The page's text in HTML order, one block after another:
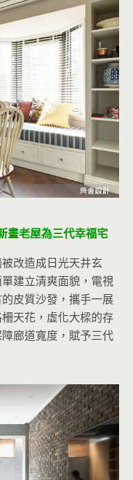
畫老屋為三代幸福宅
改造成日光天井玄
建立清爽面貌，電視
皮質沙發，攜手一展
天花，虛化大樑的存
廊道寬度，賦予三代